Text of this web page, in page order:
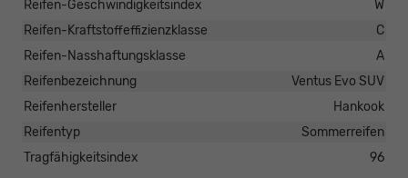
Reifen-Geschwindigkeitsindex
W
Reifen-Kraftstoffeffizienzklasse
C
Reifen-Nasshaftungsklasse
A
Reifenbezeichnung
Ventus Evo SUV
Reifenhersteller
Hankook
Reifentyp
Sommerreifen
Tragfähigkeitsindex
96